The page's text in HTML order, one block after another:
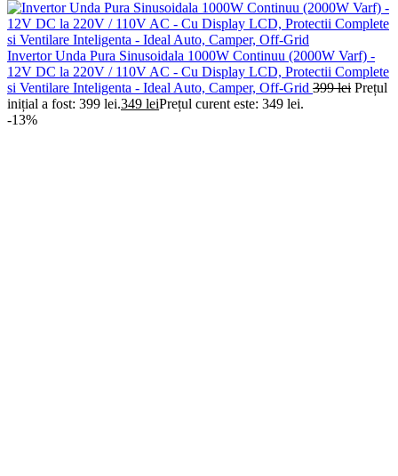
Invertor Unda Pura Sinusoidala 1000W Continuu (2000W Varf) -
12V DC la 220V / 110V AC - Cu Display LCD, Protectii Complete
si Ventilare Inteligenta - Ideal Auto, Camper, Off-Grid 399lei Prețul
inițial a fost: 399 lei.349 leiPrețul curent este: 349 lei.
-13%